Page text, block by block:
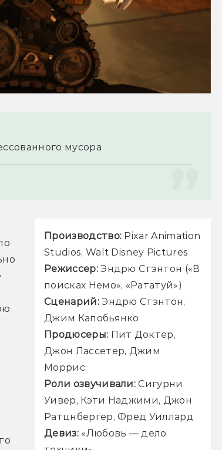
мусора
Производство: Pixar Animation
Режиссер: Эндрю Стэнтон («В
Сценарий: Эндрю Стэнтон,
Продюсеры: Пит Доктер,
Джон Лассетер, Джим
Моррис
Роли озвучивали: Сигурни
Уивер, Кэти Наджими, Джон
Девиз: «Любовь — дело